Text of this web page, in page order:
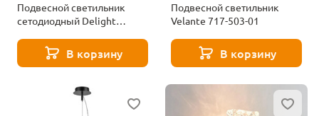
Подвесной светильник
сетодиодный Delight
chrome
В корзину
Подвесной светильник
Velante 717-503-01
В корзину